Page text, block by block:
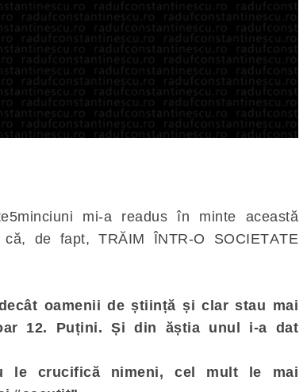
mi-a readus în minte această
de fapt, TRĂIM ÎNTR-O SOCIETATE
oamenii de știință și clar stau mai
12. Puțini. Și din ăștia unul i-a dat
le crucifică nimeni, cel mult le mai